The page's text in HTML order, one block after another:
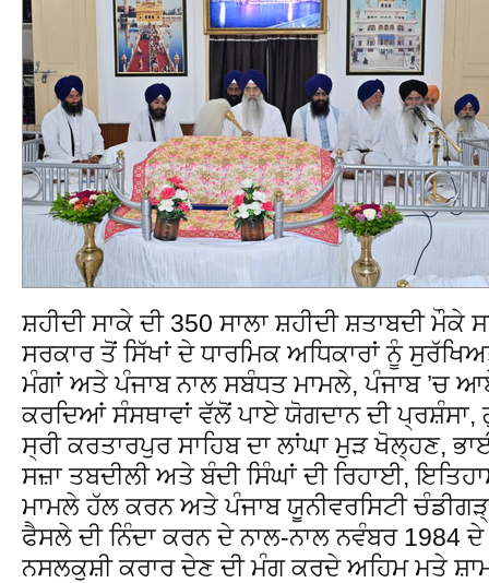
ਸ਼ਹੀਦੀ ਸਾਕੇ ਦੀ 350 ਸਾਲਾ ਸ਼ਹੀਦੀ ਸ਼ਤਾਬਦੀ
ਸਰਕਾਰ ਤੋਂ ਸਿੱਖਾਂ ਦੇ ਧਾਰਮਿਕ ਅਧਿਕਾਰਾਂ ਨੂੰ
ਮੰਗਾਂ ਅਤੇ ਪੰਜਾਬ ਨਾਲ ਸਬੰਧਤ ਮਾਮਲੇ, ਪੰਜਾਬ ’ਚ
ਕਰਦਿਆਂ ਸੰਸਥਾਵਾਂ ਵੱਲੋਂ ਪਾਏ ਯੋਗਦਾਨ ਦੀ ਪ੍ਰਸ਼ੰਸਾ,
ਸ੍ਰੀ ਕਰਤਾਰਪੁਰ ਸਾਹਿਬ ਦਾ ਲਾਂਘਾ ਮੁੜ ਖੋਲ੍ਹਣ,
ਸਜ਼ਾ ਤਬਦੀਲੀ ਅਤੇ ਬੰਦੀ ਸਿੰਘਾਂ ਦੀ ਰਿਹਾਈ,
ਮਾਮਲੇ ਹੱਲ ਕਰਨ ਅਤੇ ਪੰਜਾਬ ਯੂਨੀਵਰਸਿਟੀ
ਫੈਸਲੇ ਦੀ ਨਿੰਦਾ ਕਰਨ ਦੇ ਨਾਲ-ਨਾਲ ਨਵੰਬਰ
ਨਸਲਕੁਸ਼ੀ ਕਰਾਰ ਦੇਣ ਦੀ ਮੰਗ ਕਰਦੇ ਅਹਿਮ ਮਤੇ